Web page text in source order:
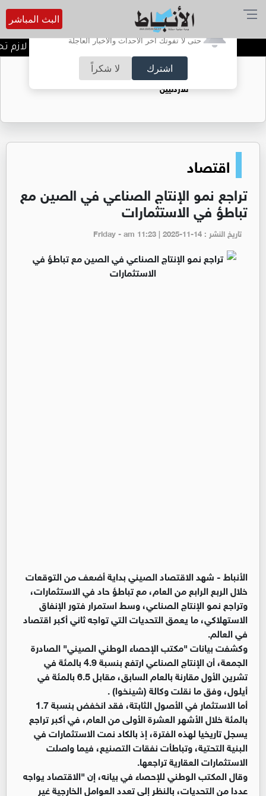
أترغب في تفعيل الإشعارات؟
حتى لا تفوتك آخر الأحداث والأخبار العاجلة
اشترك لا شكراً
البث المباشر
نجح أو رسب؛ شو اول اشي لازم
حقل الريشة حين يتحول الغاز إلى فرص عمل
للأردنيين
اقتصاد
تراجع نمو الإنتاج الصناعي في الصين مع
تباطؤ في الاستثمارات
تاريخ النشر : Friday - am 11:23 | 2025-11-14
الأنباط -شهد الاقتصاد الصيني بداية أضعف من التوقعات
خلال الربع الرابع من العام، مع تباطؤ حاد في الاستثمارات،
وتراجع نمو الإنتاج الصناعي، وسط استمرار فتور الإنفاق
الاستهلاكي، ما يعمق التحديات التي تواجه ثاني أكبر اقتصاد
في العالم.
وكشفت بيانات "مكتب الإحصاء الوطني الصيني" الصادرة
الجمعة، أن الإنتاج الصناعي ارتفع بنسبة 4.9 بالمئة في
تشرين الأول مقارنة بالعام السابق، مقابل 6.5 بالمئة في
أيلول، وفق ما نقلت وكالة (شينخوا) .
أما الاستثمار في الأصول الثابتة، فقد انخفض بنسبة 1.7
بالمئة خلال الأشهر العشرة الأولى من العام، في أكبر تراجع
يسجل تاريخيا لهذه الفترة، إذ بالكاد نمت الاستثمارات في
البنية التحتية، وتباطأت نفقات التصنيع، فيما واصلت
الاستثمارات العقارية تراجعها.
وقال المكتب الوطني للإحصاء في بيانه، إن "الاقتصاد يواجه
عددا من التحديات، بالنظر إلى تعدد العوامل الخارجية غير